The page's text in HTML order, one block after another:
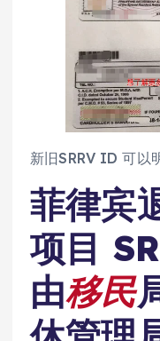
新旧SRRV ID 可以
菲律宾
项目
由移民